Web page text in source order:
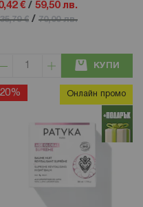
€ / 59,50 лв.
35,79 € / 70,00 лв.
КУПИ
20% Онлайн промо